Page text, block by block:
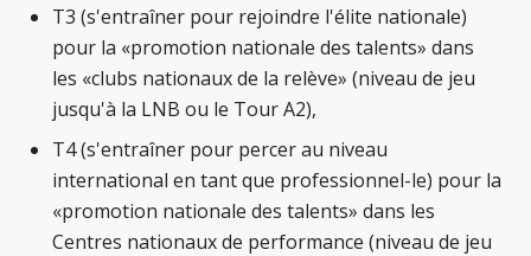
T3 (s'entraîner pour rejoindre l'élite nationale)
pour la «promotion nationale des talents» dans
les «clubs nationaux de la relève» (niveau de jeu
jusqu'à la LNB ou le Tour A2),
T4 (s'entraîner pour percer au niveau
international en tant que professionnel-le) pour la
«promotion nationale des talents» dans les
Centres nationaux de performance (niveau de jeu